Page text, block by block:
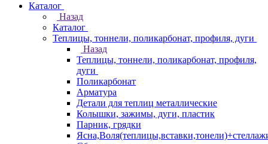
Каталог
Назад
Каталог
Теплицы, тоннели, поликарбонат, профиля, дуги
Назад
Теплицы, тоннели, поликарбонат, профиля,
дуги
Поликарбонат
Арматура
Детали для теплиц металлические
Колышки, зажимы, дуги, пластик
Парник, грядки